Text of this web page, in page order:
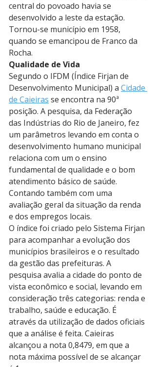
central do povoado havia se
desenvolvido a leste da estação.
Tornou-se município em 1958,
quando se emancipou de Franco da
Rocha.
Qualidade de Vida
Segundo o IFDM (Índice Firjan de
Desenvolvimento Municipal) a Cidade
de Caieiras se encontra na 90ª
posição. A pesquisa, da Federação
das Indústrias do Rio de Janeiro, fez
um parâmetros levando em conta o
desenvolvimento humano municipal
relaciona com um o ensino
fundamental de qualidade e o bom
atendimento básico de saúde.
Contando também com uma
avaliação geral da situação da renda
e dos empregos locais.
O índice foi criado pelo Sistema Firjan
para acompanhar a evolução dos
municípios brasileiros e o resultado
da gestão das prefeituras. A
pesquisa avalia a cidade do ponto de
vista econômico e social, levando em
consideração três categorias: renda e
trabalho, saúde e educação. É
através da utilização de dados oficiais
que a análise é feita. Caieiras
alcançou a nota 0,8479, em que a
nota máxima possível de se alcançar